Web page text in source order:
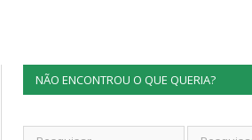
NÃO ENCONTROU O QUE QUERIA?